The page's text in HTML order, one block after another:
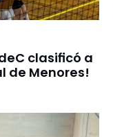
clasificó a
de Menores!